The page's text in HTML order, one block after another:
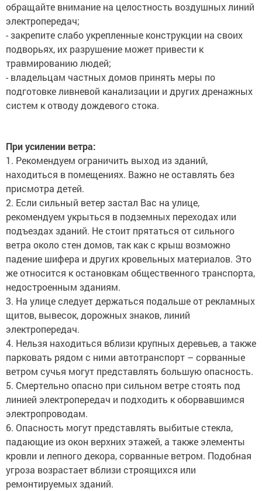
обращайте внимание на целостность воздушных линий
электропередач;
- закрепите слабо укрепленные конструкции на своих
подворьях, их разрушение может привести к
травмированию людей;
- владельцам частных домов принять меры по
подготовке ливневой канализации и других дренажных
систем к отводу дождевого стока.
При усилении ветра:
1. Рекомендуем ограничить выход из зданий,
находиться в помещениях. Важно не оставлять без
присмотра детей.
2. Если сильный ветер застал Вас на улице,
рекомендуем укрыться в подземных переходах или
подъездах зданий. Не стоит прятаться от сильного
ветра около стен домов, так как с крыш возможно
падение шифера и других кровельных материалов. Это
же относится к остановкам общественного транспорта,
недостроенным зданиям.
3. На улице следует держаться подальше от рекламных
щитов, вывесок, дорожных знаков, линий
электропередач.
4. Нельзя находиться вблизи крупных деревьев, а также
парковать рядом с ними автотранспорт – сорванные
ветром сучья могут представлять большую опасность.
5. Смертельно опасно при сильном ветре стоять под
линией электропередач и подходить к оборвавшимся
электропроводам.
6. Опасность могут представлять выбитые стекла,
падающие из окон верхних этажей, а также элементы
кровли и лепного декора, сорванные ветром. Подобная
угроза возрастает вблизи строящихся или
ремонтируемых зданий.